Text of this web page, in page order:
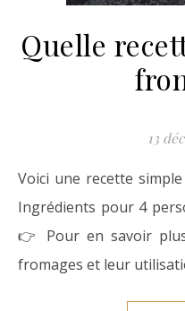
Quelle
13
Voici une recette simple à cuisiner avec du fromage :
Ingrédients pour 4
👉 Pour en savoir
fromages et leur